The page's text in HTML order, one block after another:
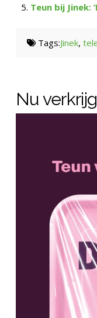
Teun bij Jinek:
Tags:Jinek,
Nu